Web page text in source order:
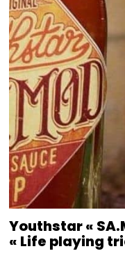
Youthstar «
« Life playing